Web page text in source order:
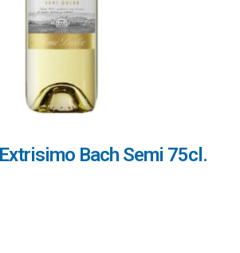
Bach Semi 75cl.